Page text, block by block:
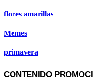
flores amarillas
Memes
primavera